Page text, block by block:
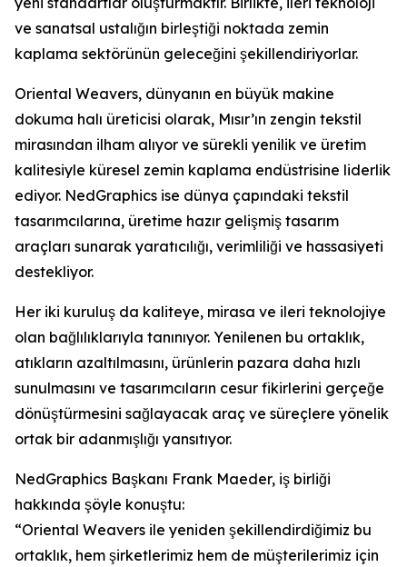
ve sanatsal ustalığın birleştiği noktada zemin
kaplama sektörünün geleceğini şekillendiriyorlar.
Oriental Weavers, dünyanın en büyük makine
dokuma halı üreticisi olarak, Mısır’ın zengin tekstil
mirasından ilham alıyor ve sürekli yenilik ve üretim
kalitesiyle küresel zemin kaplama endüstrisine liderlik
ediyor. NedGraphics ise dünya çapındaki tekstil
tasarımcılarına, üretime hazır gelişmiş tasarım
araçları sunarak yaratıcılığı, verimliliği ve hassasiyeti
destekliyor.
Her iki kuruluş da kaliteye, mirasa ve ileri teknolojiye
olan bağlılıklarıyla tanınıyor. Yenilenen bu ortaklık,
atıkların azaltılmasını, ürünlerin pazara daha hızlı
sunulmasını ve tasarımcıların cesur fikirlerini gerçeğe
dönüştürmesini sağlayacak araç ve süreçlere yönelik
ortak bir adanmışlığı yansıtıyor.
NedGraphics Başkanı Frank Maeder, iş birliği
hakkında şöyle konuştu:
“Oriental Weavers ile yeniden şekillendirdiğimiz bu
ortaklık, hem şirketlerimiz hem de müşterilerimiz için